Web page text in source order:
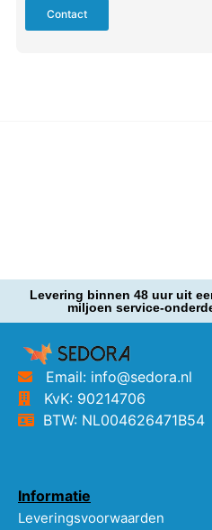
Contact
Levering binnen 48 uur uit
miljoen service-
Email: info@sedora.nl
KvK: 90214706
BTW: NL004626471B54
Informatie
Leveringsvoorwaarden